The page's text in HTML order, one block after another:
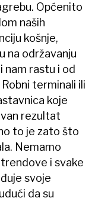
Općenito
naših
košnje,
na održavanju
nam rastu i od
terminali ili
koje
rezultat
to je zato što
Nemamo
i svake
svoje
da su